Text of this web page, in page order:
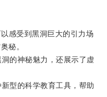
受到黑洞巨大的引力场
秘。
的神秘魅力，还展示了虚
型的科学教育工具，帮助